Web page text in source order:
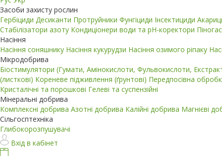
Засоби захисту рослин
Гербіциди Десиканти Протруйники Фунгіциди Інсектициди
Стабілізатори азоту Кондиціонери води та pH-коректори
Насіння
Насіння соняшнику Насіння кукурудзи Насіння озимого ріпаку
Мікродобрива
Біостимулятори (Гумати, Амінокислоти, Фульвокислоти,
(листкові) Кореневе підживлення (ґрунтові) Передпосівна
Кристалічні та порошкові Гелеві та суспензійні
Мінеральні добрива
Комплексні добрива Азотні добрива Калійні добрива Магнієві
Сільгосптехніка
Глибокорозпушувачі
Вхід в кабінет